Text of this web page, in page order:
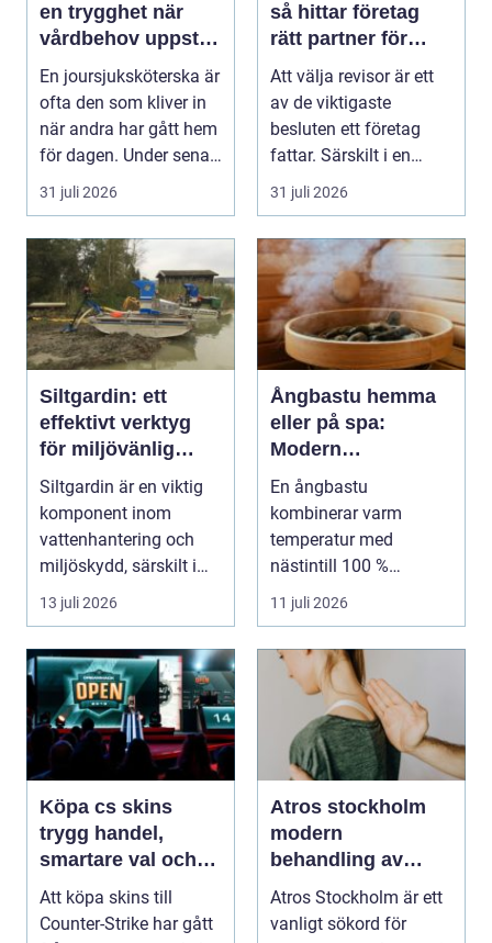
en trygghet när
vårdbehov uppstår
dygnet runt
En joursjuksköterska är
ofta den som kliver in
när andra har gått hem
för dagen. Under sena
kvällar,...
31 juli 2026
så hittar företag
rätt partner för
trygg tillväxt
Att välja revisor är ett
av de viktigaste
besluten ett företag
fattar. Särskilt i en
företagsintensi...
31 juli 2026
Siltgardin: ett
effektivt verktyg
för miljövänlig
vattenhantering
Siltgardin är en viktig
komponent inom
vattenhantering och
miljöskydd, särskilt i
verksamheter som i...
13 juli 2026
Ångbastu hemma
eller på spa:
Modern
återhämtning med
uråldrig logik
En ångbastu
kombinerar varm
temperatur med
nästintill 100 %
luftfuktighet för att sk...
11 juli 2026
Köpa cs skins
trygg handel,
smartare val och
bättre affärer
Att köpa skins till
Counter-Strike har gått
Atros stockholm
modern
behandling av
ledbesvär i
huvudstaden
Atros Stockholm är ett
vanligt sökord för